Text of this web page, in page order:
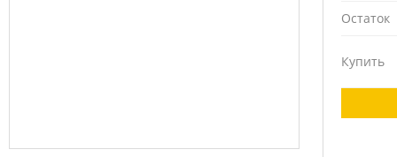
Остаток
Купить